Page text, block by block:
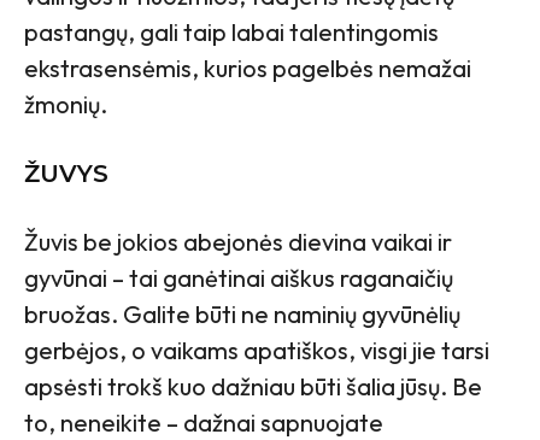
pastangų, gali taip labai talentingomis
ekstrasensėmis, kurios pagelbės nemažai
žmonių.
ŽUVYS
Žuvis be jokios abejonės dievina vaikai ir
gyvūnai – tai ganėtinai aiškus raganaičių
bruožas. Galite būti ne naminių gyvūnėlių
gerbėjos, o vaikams apatiškos, visgi jie tarsi
apsėsti trokš kuo dažniau būti šalia jūsų. Be
to, neneikite – dažnai sapnuojate